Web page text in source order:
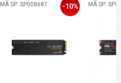
MÃ SP: SP008687 -10% MÃ SP: